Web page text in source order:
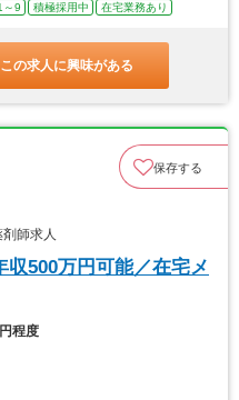
～9 積極採用中 在宅業務あり
この求人に興味がある
保存する
師求人
収500万円可能／在宅メ
程度